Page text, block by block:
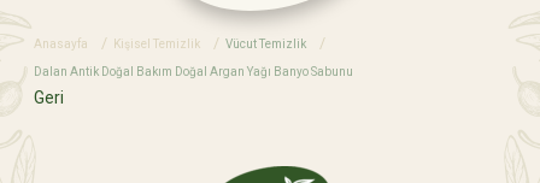
Anasayfa Kişisel Temizlik Vücut Temizlik
Dalan Antik Doğal Bakım Doğal Argan Yağı Banyo Sabunu
Geri